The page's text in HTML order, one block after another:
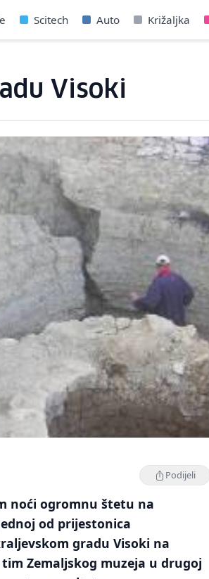
Scitech Auto Križaljka
Visoki
Podijeli
noći ogromnu štetu na
od prijestonica
gradu Visoki na
Zemaljskog muzeja u drugoj